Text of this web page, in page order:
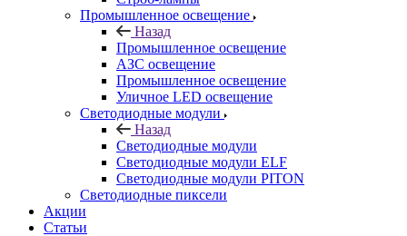
Промышленное освещение
Назад
Промышленное освещение
АЗС освещение
Промышленное освещение
Уличное LED освещение
Светодиодные модули
Назад
Светодиодные модули
Светодиодные модули ELF
Светодиодные модули PITON
Светодиодные пиксели
Акции
Статьи